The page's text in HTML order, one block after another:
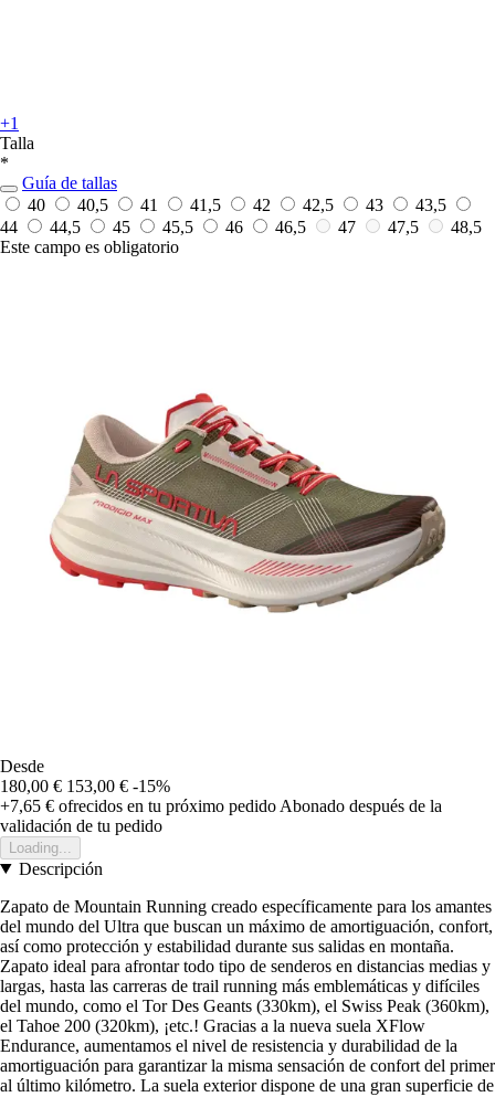
+1
Talla
*
Guía de tallas
40
40,5 41 41,5 42 42,5 43
43,5
44
44,5 45 45,5 46 46,5 47 47,5
48,5
Este campo es obligatorio
Desde
180,00 € 153,00 € -15%
+7,65 € ofrecidos en tu próximo pedido Abonado después de la
validación de tu pedido
Loading...
Descripción
Zapato de Mountain Running creado específicamente para los amantes
del mundo del Ultra que buscan un máximo de amortiguación, confort,
así como protección y estabilidad durante sus salidas en montaña.
Zapato ideal para afrontar todo tipo de senderos en distancias medias y
largas, hasta las carreras de trail running más emblemáticas y difíciles
del mundo, como el Tor Des Geants (330km), el Swiss Peak (360km),
el Tahoe 200 (320km), ¡etc.! Gracias a la nueva suela XFlow
Endurance, aumentamos el nivel de resistencia y durabilidad de la
amortiguación para garantizar la misma sensación de confort del primer
al último kilómetro. La suela exterior dispone de una gran superficie de